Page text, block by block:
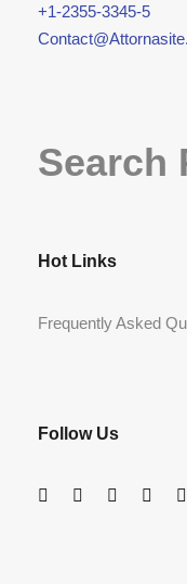
+1-2355-3345-5
Search
Hot Links
Frequently Asked
Follow Us